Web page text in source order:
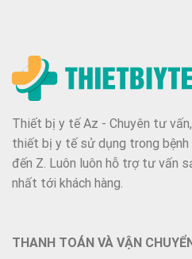
Thiết bị y tế Az - Chuyên tư
thiết bị y tế sử dụng trong bệnh
đến Z. Luôn luôn hỗ trợ tư vấn
nhất tới khách hàng.
THANH TOÁN VÀ VẬN CHUYỂN